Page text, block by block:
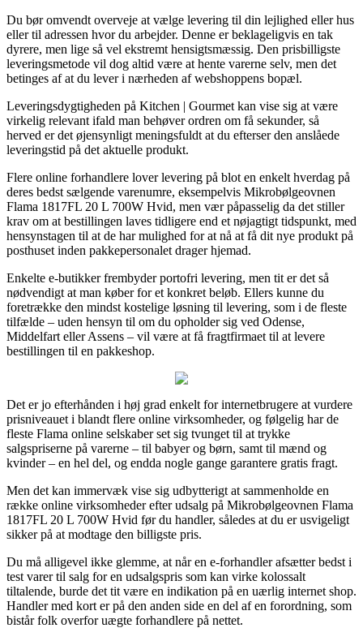
Du bør omvendt overveje at vælge levering til din lejlighed eller hus
eller til adressen hvor du arbejder. Denne er beklageligvis en tak
dyrere, men lige så vel ekstremt hensigtsmæssig. Den prisbilligste
leveringsmetode vil dog altid være at hente varerne selv, men det
betinges af at du lever i nærheden af webshoppens bopæl.
Leveringsdygtigheden på Kitchen | Gourmet kan vise sig at være
virkelig relevant ifald man behøver ordren om få sekunder, så
herved er det øjensynligt meningsfuldt at du efterser den anslåede
leveringstid på det aktuelle produkt.
Flere online forhandlere lover levering på blot en enkelt hverdag på
deres bedst sælgende varenumre, eksempelvis Mikrobølgeovnen
Flama 1817FL 20 L 700W Hvid, men vær påpasselig da det stiller
krav om at bestillingen laves tidligere end et nøjagtigt tidspunkt, med
hensynstagen til at de har mulighed for at nå at få dit nye produkt på
posthuset inden pakkepersonalet drager hjemad.
Enkelte e-butikker frembyder portofri levering, men tit er det så
nødvendigt at man køber for et konkret beløb. Ellers kunne du
foretrække den mindst kostelige løsning til levering, som i de fleste
tilfælde – uden hensyn til om du opholder sig ved Odense,
Middelfart eller Assens – vil være at få fragtfirmaet til at levere
bestillingen til en pakkeshop.
Det er jo efterhånden i høj grad enkelt for internetbrugere at vurdere
prisniveauet i blandt flere online virksomheder, og følgelig har de
fleste Flama online selskaber set sig tvunget til at trykke
salgspriserne på varerne – til babyer og børn, samt til mænd og
kvinder – en hel del, og endda nogle gange garantere gratis fragt.
Men det kan immervæk vise sig udbytterigt at sammenholde en
række online virksomheder efter udsalg på Mikrobølgeovnen Flama
1817FL 20 L 700W Hvid før du handler, således at du er usvigeligt
sikker på at modtage den billigste pris.
Du må alligevel ikke glemme, at når en e-forhandler afsætter bedst i
test varer til salg for en udsalgspris som kan virke kolossalt
tiltalende, burde det tit være en indikation på en uærlig internet shop.
Handler med kort er på den anden side en del af en forordning, som
bistår folk overfor uægte forhandlere på nettet.